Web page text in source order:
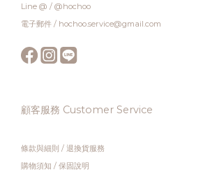
Line @ / @hochoo
電子郵件 / hochoo.service@gmail.com
顧客服務 Customer Service
條款與細則 / 退換貨服務
購物須知 / 保固說明